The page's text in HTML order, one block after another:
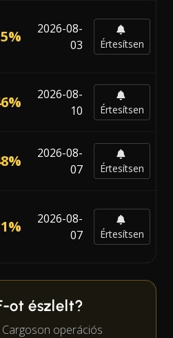
2026-08-
03
Értesítsen
2026-08-
10
Értesítsen
2026-08-
07
Értesítsen
2026-08-
07
Értesítsen
ot észlelt?
Cargoson operációs